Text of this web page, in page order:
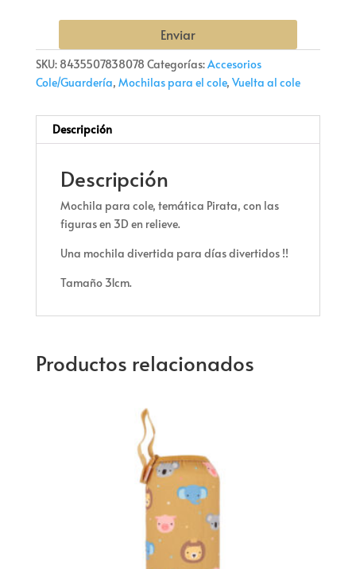
Enviar
SKU: 8435507838078 Categorías:Accesorios
Cole/Guardería, Mochilas para el cole, Vuelta al cole
Descripción
Descripción
Mochila para cole, temática Pirata, con las
figuras en 3D en relieve.
Una mochila divertida para días divertidos !!
Tamaño 31cm.
Productos relacionados